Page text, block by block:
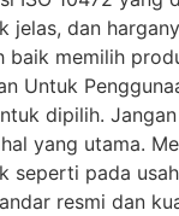
dan
baik memilih
Untuk
dipilih.
yang utama.
pada
resmi dan